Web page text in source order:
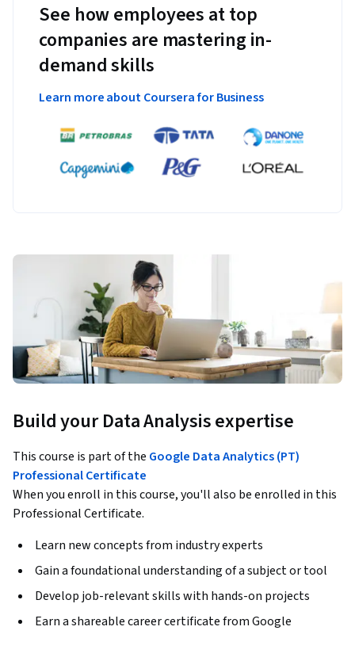
See how employees at top
companies are mastering in-
demand skills
Learn more about Coursera for Business
Build your Data Analysis expertise
This course is part of the Google Data Analytics (PT)
Professional Certificate
When you enroll in this course, you'll also be enrolled in this
Professional Certificate.
Learn new concepts from industry experts
Gain a foundational understanding of a subject or tool
Develop job-relevant skills with hands-on projects
Earn a shareable career certificate from Google